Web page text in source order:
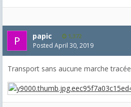
papic 1,372
Posted April 30, 2019
Transport sans aucune marche tracée